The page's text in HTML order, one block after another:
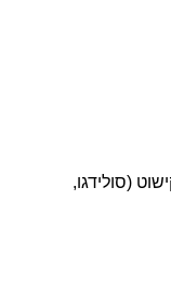
(סולידגו,